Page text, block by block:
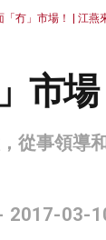
「冇」市場！ | 江燕
市場
從事領導
2017-03-